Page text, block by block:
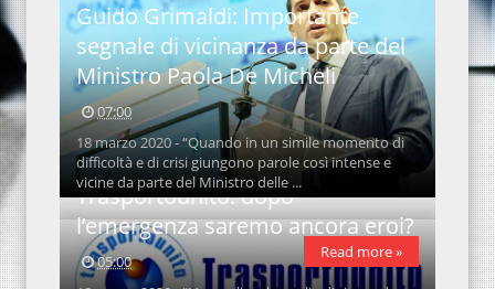
Guido Grimaldi: Importante
segnale di vicinanza da parte del
Ministro Paola De Micheli
07:00
18 marzo 2020 - “Quando in un simile momento di
difficoltà e di crisi giungono parole così intense e
vicine da parte del Ministro delle ...
Trasportounito: dopo
l’emergenza saremo ancora eroi?
05:00
Read more »